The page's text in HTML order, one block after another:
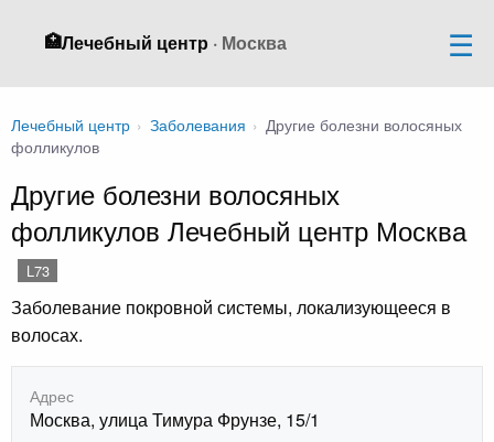
🏥Лечебный центр · Москва
Лечебный центр › Заболевания › Другие болезни волосяных
фолликулов
Другие болезни волосяных
фолликулов Лечебный центр Москва
L73
Заболевание покровной системы, локализующееся в
волосах.
Адрес
Москва, улица Тимура Фрунзе, 15/1